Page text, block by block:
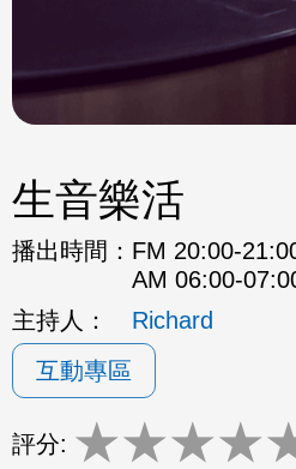
生音樂活
播出時間： FM 20:00-
AM 06:00-
主持人：
Richard
互動專區
評分: ★★★★